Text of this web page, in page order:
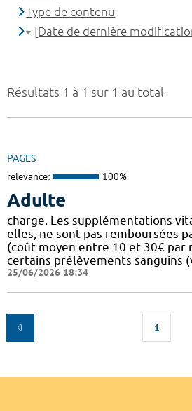
Résultats 1 à 1 sur 1 au total
PAGES
relevance: 100%
Adulte
charge. Les supplémentations
elles, ne sont pas remboursées
(coût moyen entre 10 et 30€ par
certains prélèvements sanguins
25/06/2026 18:34
1
Type de contenu
[Date de dernière